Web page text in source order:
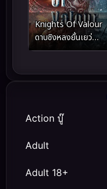
Knights Of Valour
ดาบชิงหลงยั้นเยว่
(2021)
Action บู๊
Adult
Adult 18+